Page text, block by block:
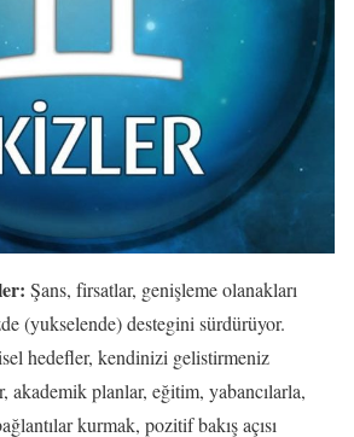
Şans, firsatlar, genişleme olanakları
(yukselende) destegini sürdürüyor.
hedefler, kendinizi gelistirmeniz
akademik planlar, eğitim, yabancılarla,
kurmak, pozitif bakış açısı